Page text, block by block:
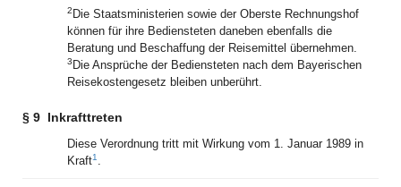
2 Die Staatsministerien sowie der Oberste Rechnungshof
können für ihre Bediensteten daneben ebenfalls die
Beratung und Beschaffung der Reisemittel übernehmen.
3 Die Ansprüche der Bediensteten nach dem Bayerischen
Reisekostengesetz bleiben unberührt.
§ 9 Inkrafttreten
Diese Verordnung tritt mit Wirkung vom 1. Januar 1989 in
Kraft1.